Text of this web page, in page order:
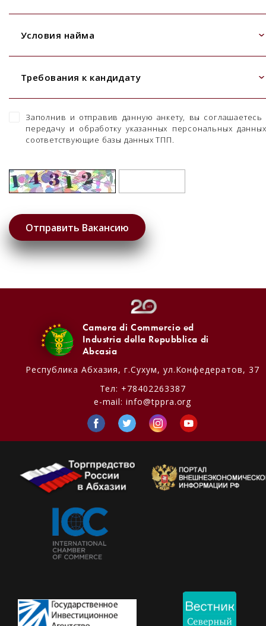
Условия найма
Требования к кандидату
Заполнив и отправив данную анкету, вы соглашаетесь
передачу и обработку указанных персональных
соответствующие базы данных ТПП.
Camera di Commercio ed
Industria della Repubblica di
Abcasia
Республика Абхазия, г.Сухум, ул.Конфедератов, 37
Тел: +78402263387
e-mail:info@tppra.org